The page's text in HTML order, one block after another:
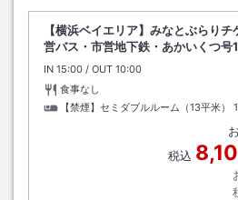
【横浜ベイエリア】みなとぶらり
営バス・市営地下鉄・あかいくつ号
IN チェックイン
15:00 / OUT チェックアウト
10:00
食事なし
【禁煙】セミダブルルーム（13平米）
税込